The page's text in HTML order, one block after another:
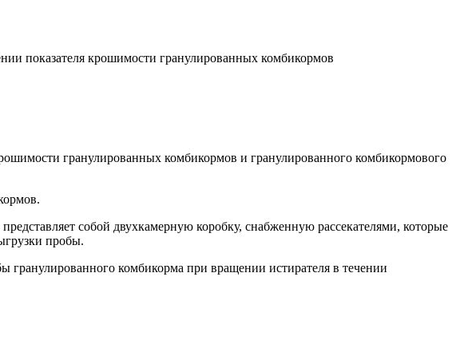
показателя крошимости гранулированных комбикормов
гранулированных комбикормов и гранулированного комбикормового
собой двухкамерную коробку, снабженную рассекателями, которые
пробы.
гранулированного комбикорма при вращении истирателя в течении